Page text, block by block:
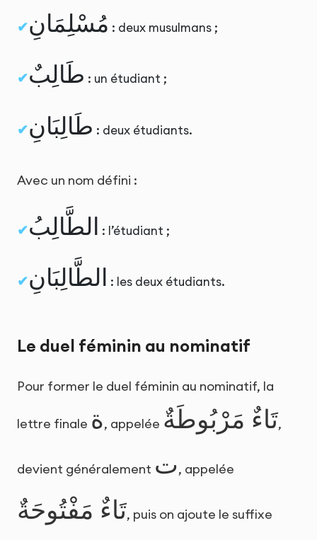
مُسْلِمَانِ : deux musulmans ;
طَالِبٌ : un étudiant ;
طَالِبَانِ : deux étudiants.
Avec un nom défini :
الطَّالِبُ : l’étudiant ;
الطَّالِبَانِ : les deux étudiants.
Le duel féminin au nominatif
Pour former le duel féminin au nominatif, la
lettre finale ة, appelée تَاءٌ مَرْبُوطَةٌ,
devient généralement ت, appelée
تَاءٌ مَفْتُوحَةٌ, puis on ajoute le suffixe